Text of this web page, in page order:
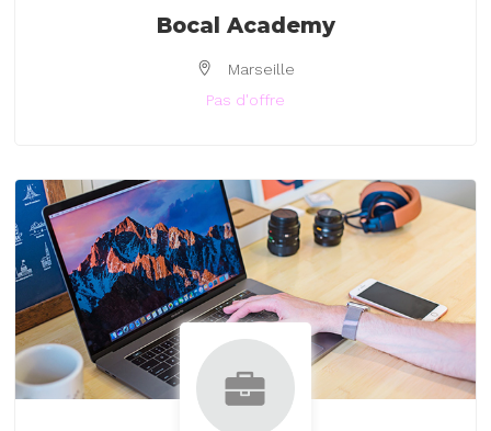
Bocal Academy
Marseille
Pas d'offre